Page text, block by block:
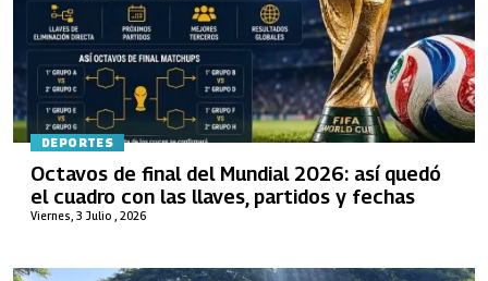
DEPORTES
Viernes, 3 Julio , 2026
Octavos de final del Mundial 2026: así quedó
el cuadro con las llaves, partidos y fechas